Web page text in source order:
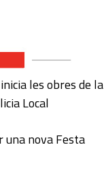
les obres de la
Local
una nova Festa